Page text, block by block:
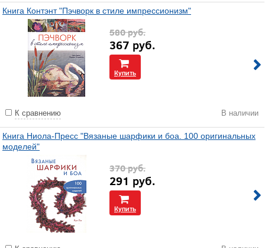
Книга Контэнт "Пэчворк в стиле импрессионизм"
580руб.
367 руб.
Купить
К сравнению В наличии
Книга Ниола-Пресс "Вязаные шарфики и боа. 100 оригинальных
моделей"
370руб.
291 руб.
Купить